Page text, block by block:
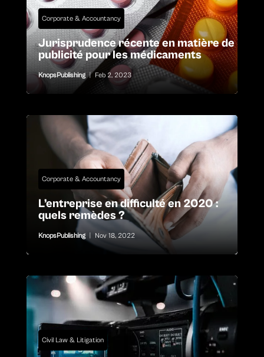
Corporate & Accountancy
Jurisprudence récente en matière de
publicité pour les médicaments
KnopsPublishing | Feb 2, 2023
Corporate & Accountancy
L’entreprise en difficulté en 2020 :
quels remèdes ?
KnopsPublishing Nov 18, 2022
Civil Law & Litigation